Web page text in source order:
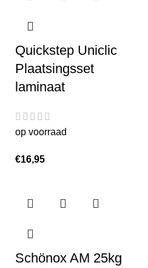
Quickstep Uniclic
Plaatsingsset
laminaat
op voorraad
€16,95
Schönox AM 25kg